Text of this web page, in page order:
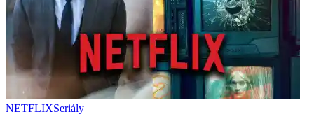
NETFLIXSeriály